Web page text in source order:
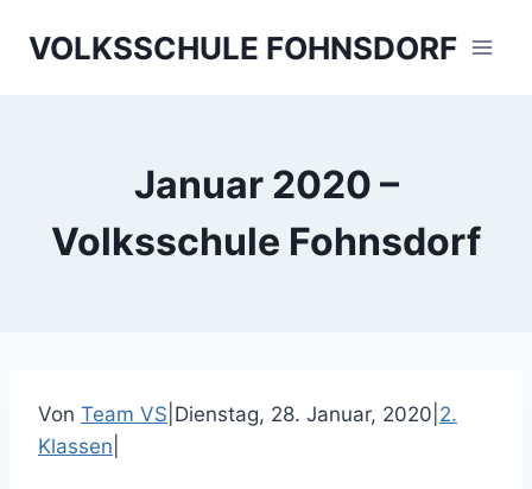
VOLKSSCHULE FOHNSDORF
Januar 2020 –
Volksschule Fohnsdorf
Von Team VS Dienstag, 28. Januar, 2020 2.
Klassen